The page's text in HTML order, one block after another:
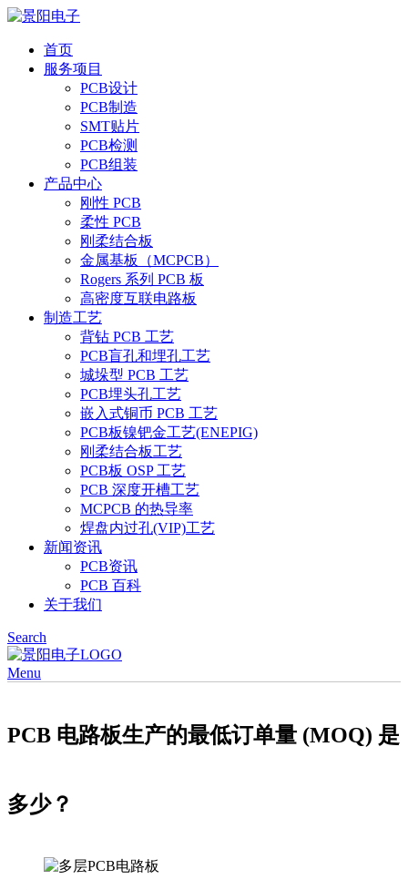
首页
服务项目
PCB设计
PCB制造
SMT贴片
PCB检测
PCB组装
产品中心
刚性 PCB
柔性 PCB
刚柔结合板
金属基板（MCPCB）
Rogers 系列 PCB 板
高密度互联电路板
制造工艺
背钻 PCB 工艺
PCB盲孔和埋孔工艺
城垛型 PCB 工艺
PCB埋头孔工艺
嵌入式铜币 PCB 工艺
PCB板镍钯金工艺(ENEPIG)
刚柔结合板工艺
PCB板 OSP 工艺
PCB 深度开槽工艺
MCPCB 的热导率
焊盘内过孔(VIP)工艺
新闻资讯
PCB资讯
PCB 百科
关于我们
Search
Menu
PCB 电路板生产的最低订单量 (MOQ) 是
多少？